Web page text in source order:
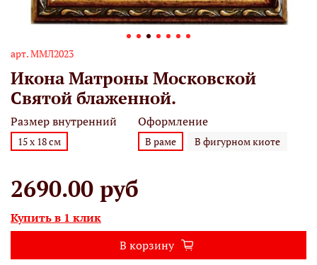
арт.MMЛ2023
Икона Матроны Московской
Святой блаженной.
Размер внутренний
15 х 18 см
Оформление
В раме В фигурном киоте
2690.00 руб
Купить в 1 клик
В корзину